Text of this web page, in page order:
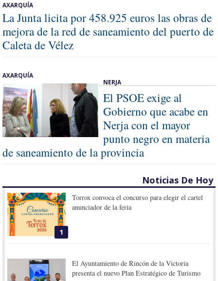
AXARQUÍA
La Junta licita por 458.925 euros las obras de
mejora de la red de saneamiento del puerto de
Caleta de Vélez
AXARQUÍA
NERJA
El PSOE exige al
Gobierno que acabe en
Nerja con el mayor
punto negro en materia
de saneamiento de la provincia
Noticias De Hoy
1
Torrox convoca el concurso para elegir el cartel
anunciador de la feria
El Ayuntamiento de Rincón de la Victoria
presenta el nuevo Plan Estratégico de Turismo